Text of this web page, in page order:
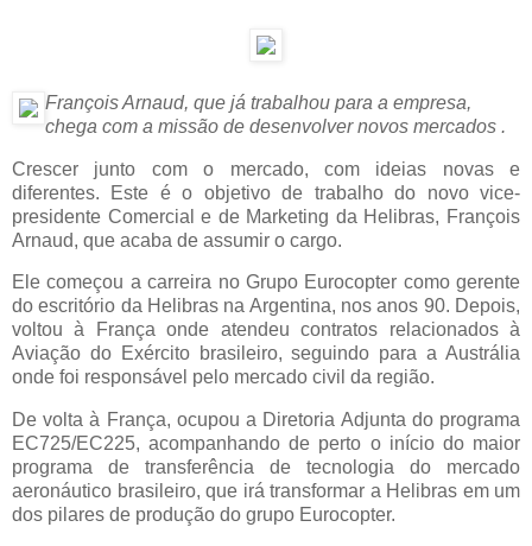
François Arnaud, que já trabalhou para a empresa,
chega com a missão de desenvolver novos mercados .
Crescer junto com o mercado, com ideias novas e
diferentes. Este é o objetivo de trabalho do novo vice-
presidente Comercial e de Marketing da Helibras, François
Arnaud, que acaba de assumir o cargo.
Ele começou a carreira no Grupo Eurocopter como gerente
do escritório da Helibras na Argentina, nos anos 90. Depois,
voltou à França onde atendeu contratos relacionados à
Aviação do Exército brasileiro, seguindo para a Austrália
onde foi responsável pelo mercado civil da região.
De volta à França, ocupou a Diretoria Adjunta do programa
EC725/EC225, acompanhando de perto o início do maior
programa de transferência de tecnologia do mercado
aeronáutico brasileiro, que irá transformar a Helibras em um
dos pilares de produção do grupo Eurocopter.